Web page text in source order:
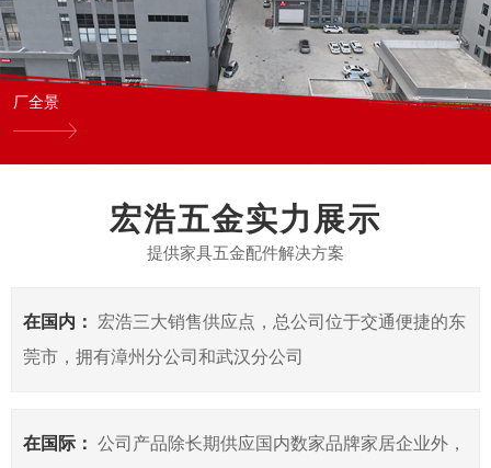
厂全景
宏浩五金实力展示
提供家具五金配件解决方案
在国内：
宏浩三大销售供应点，总公司位于交通便捷的东
莞市，拥有漳州分公司和武汉分公司
在国际： 公司产品除长期供应国内数家品牌家居企业外，